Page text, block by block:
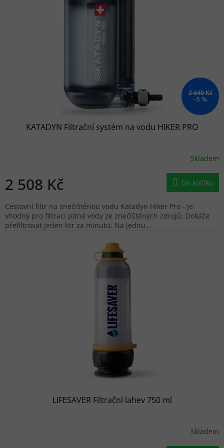
2 640 Kč
–5 %
KATADYN Filtrační systém na vodu HIKER PRO
Skladem
2 508 Kč Do košíku
Cestovní filtr na znečištěnou vodu Katadyn Hiker Pro - je
vhodný pro filtraci pitné vody ze znečištěných zdrojů. Dokáže
přefiltrovat jeden litr za minutu. Na jednu...
LIFESAVER Filtrační lahev 750 ml
Skladem